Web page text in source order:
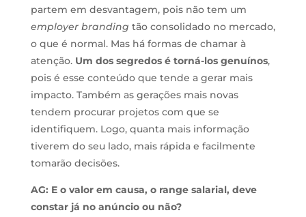
partem em desvantagem, pois não tem um
employer branding tão consolidado no mercado,
o que é normal. Mas há formas de chamar à
atenção. Um dos segredos é torná-los genuínos,
pois é esse conteúdo que tende a gerar mais
impacto. Também as gerações mais novas
tendem procurar projetos com que se
identifiquem. Logo, quanta mais informação
tiverem do seu lado, mais rápida e facilmente
tomarão decisões.
AG: E o valor em causa, o range salarial, deve
constar já no anúncio ou não?